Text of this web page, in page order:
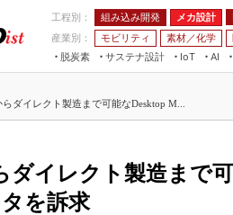
工程別： 組み込み開発 メカ設計
産業別：
モビリティ 素材／化学
脱炭素
サステナ設計
IoT
つながる工場
AI
AI×設備保全 JIMTOF
IIFES
VR／AR
フィ
ダイレクト製造まで可能なDesktop M...
ダイレクト製造まで
を訴求